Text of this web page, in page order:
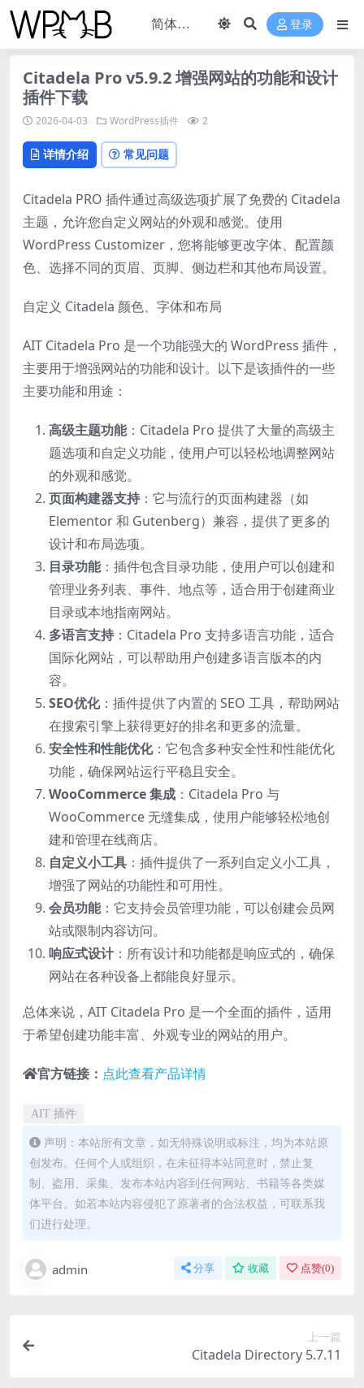
登录
Citadela Pro v5.9.2 增强网站的功能和设计
插件下载
2026-04-03 WordPress插件 2
详情介绍 常见问题
Citadela PRO 插件通过高级选项扩展了免费的 Citadela
主题，允许您自定义网站的外观和感觉。使用
WordPress Customizer，您将能够更改字体、配置颜
色、选择不同的页眉、页脚、侧边栏和其他布局设置。
自定义 Citadela 颜色、字体和布局
AIT Citadela Pro 是一个功能强大的 WordPress 插件，
主要用于增强网站的功能和设计。以下是该插件的一些
主要功能和用途：
高级主题功能：Citadela Pro 提供了大量的高级主
题选项和自定义功能，使用户可以轻松地调整网站
的外观和感觉。
页面构建器支持 ：它与流行的页面构建器（如
Elementor 和 Gutenberg）兼容，提供了更多的
设计和布局选项。
目录功能：插件包含目录功能，使用户可以创建和
管理业务列表、事件、地点等，适合用于创建商业
目录或本地指南网站。
多语言支持 ：Citadela Pro 支持多语言功能，适合
国际化网站，可以帮助用户创建多语言版本的内
容。
SEO优化：插件提供了内置的 SEO 工具，帮助网站
在搜索引擎上获得更好的排名和更多的流量。
安全性和性能优化：它包含多种安全性和性能优化
功能，确保网站运行平稳且安全。
WooCommerce 集成 ：Citadela Pro 与
WooCommerce 无缝集成，使用户能够轻松地创
建和管理在线商店。
自定义小工具 ：插件提供了一系列自定义小工具，
增强了网站的功能性和可用性。
会员功能：它支持会员管理功能，可以创建会员网
站或限制内容访问。
响应式设计：所有设计和功能都是响应式的，确保
网站在各种设备上都能良好显示。
总体来说，AIT Citadela Pro 是一个全面的插件，适用
于希望创建功能丰富、外观专业的网站的用户。
官方链接： 点此查看产品详情
AIT 插件
声明：本站所有文章，如无特殊说明或标注，均为本站原
创发布。任何个人或组织，在未征得本站同意时，禁止复
制、盗用、采集、发布本站内容到任何网站、书籍等各类媒
体平台。如若本站内容侵犯了原著者的合法权益，可联系我
们进行处理。
admin 分享 收藏 点赞(0)
上一篇
Citadela Directory 5.7.11